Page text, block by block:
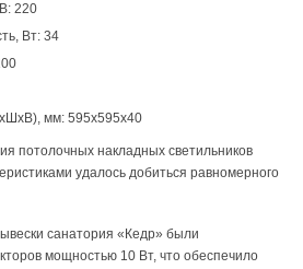
220
Вт: 34
мм: 595х595х40
потолочных накладных светильников
удалось добиться равномерного
санатория «Кедр» были
мощностью 10 Вт, что обеспечило